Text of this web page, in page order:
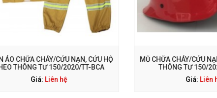
CỨU NẠN, CỨU HỘ
2020/TT-BCA
MŨ CHỮA CHÁY/CỨU NẠN, CỨU HỘ THEO
THÔNG TƯ 150/2020/TT-BCA
GỌI NGAY: 0938 563 114